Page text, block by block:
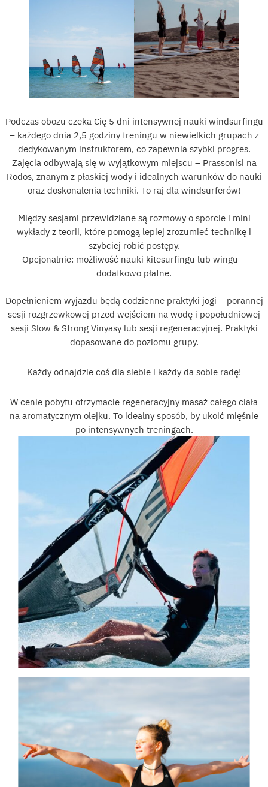
Podczas obozu czeka Cię 5 dni intensywnej nauki windsurfingu
– każdego dnia 2,5 godziny treningu w niewielkich grupach z
dedykowanym instruktorem, co zapewnia szybki progres.
Zajęcia odbywają się w wyjątkowym miejscu – Prassonisi na
Rodos, znanym z płaskiej wody i idealnych warunków do nauki
oraz doskonalenia techniki. To raj dla windsurferów!
Między sesjami przewidziane są rozmowy o sporcie i mini
wykłady z teorii, które pomogą lepiej zrozumieć technikę i
szybciej robić postępy.
Opcjonalnie: możliwość nauki kitesurfingu lub wingu –
dodatkowo płatne.
Dopełnieniem wyjazdu będą codzienne praktyki jogi – porannej
sesji rozgrzewkowej przed wejściem na wodę i popołudniowej
sesji Slow & Strong Vinyasy lub sesji regeneracyjnej. Praktyki
dopasowane do poziomu grupy.
Każdy odnajdzie coś dla siebie i każdy da sobie radę!
W cenie pobytu otrzymacie regeneracyjny masaż całego ciała
na aromatycznym olejku. To idealny sposób, by ukoić mięśnie
po intensywnych treningach.